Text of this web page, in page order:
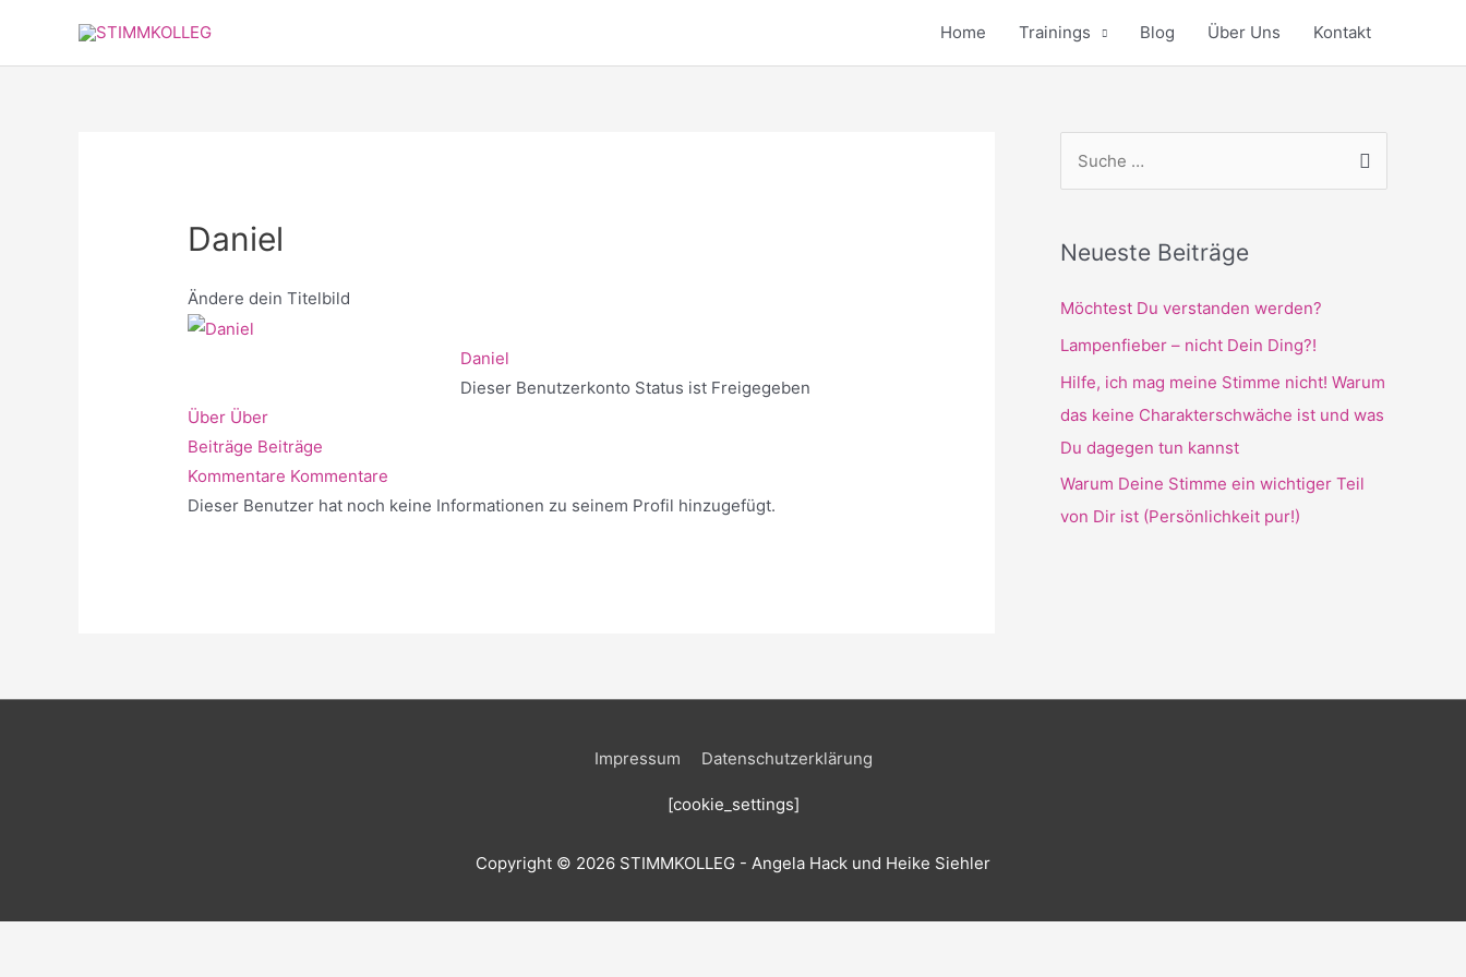
springen
Home Trainings Blog Über Uns Kontakt
Daniel
Ändere dein Titelbild
Daniel
Dieser Benutzerkonto Status ist Freigegeben
Über Über
Beiträge Beiträge
Kommentare Kommentare
Dieser Benutzer hat noch keine Informationen zu seinem Profil hinzugefügt.
h
n
n
a
c
h
:
Neueste Beiträge
Möchtest Du verstanden werden?
Lampenfieber – nicht Dein Ding?!
Hilfe, ich mag meine Stimme nicht! Warum
das keine Charakterschwäche ist und was
Du dagegen tun kannst
Warum Deine Stimme ein wichtiger Teil
von Dir ist (Persönlichkeit pur!)
Impressum Datenschutzerklärung
[cookie_settings]
Copyright © 2026 STIMMKOLLEG - Angela Hack und Heike Siehler